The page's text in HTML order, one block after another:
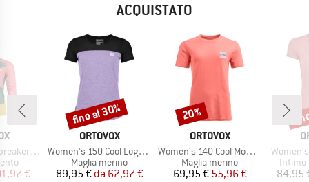
ACQUISTATO
Jacket
ridotto
€
MARCHIO
ORTOVOX
Articolo
Women's 150 Cool Logo T-Shirt
Gruppo di prodotti
Maglia merino
Prezzo
89,95 € Prezzo ridotto
da 62,97 €
Sconto
fino al 30%
MARCHIO
ORTOVOX
Articolo
Women's 140 Cool Mountain Gradient T-Shirt
Gruppo di prodotti
Maglia merino
Prezzo
69,95 €Prezzo ridotto
55,96 €
Sconto
20%
Articolo
Intimo
84,95